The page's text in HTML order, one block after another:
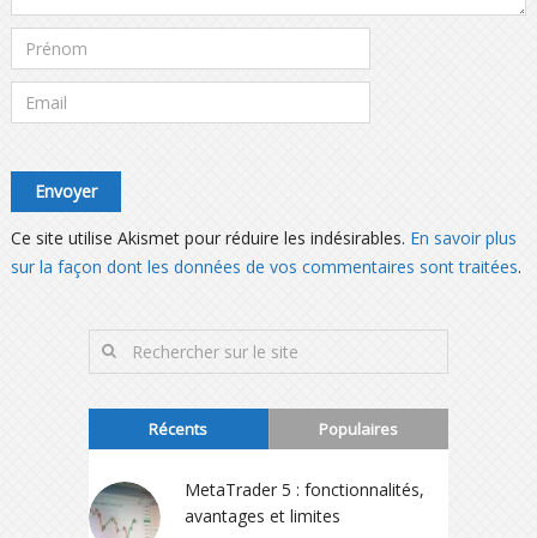
Ce site utilise Akismet pour réduire les indésirables. En savoir plus
sur la façon dont les données de vos commentaires sont traitées.
Récents Populaires
MetaTrader 5 : fonctionnalités,
avantages et limites